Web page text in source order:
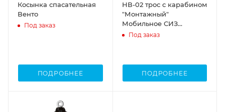
Косынка спасательная
Венто
Под заказ
ПОДРОБНЕЕ
НВ-02 трос с карабином
"Монтажный"
Мобильное СИЗ
втягивающего типа
Под заказ
ПОДРОБНЕЕ